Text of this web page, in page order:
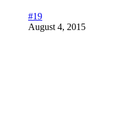
#19
August 4, 2015